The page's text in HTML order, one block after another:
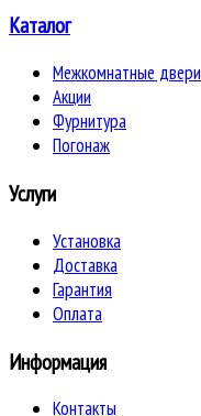
Каталог
Межкомнатные двери
Акции
Фурнитура
Погонаж
Услуги
Установка
Доставка
Гарантия
Оплата
Информация
Контакты